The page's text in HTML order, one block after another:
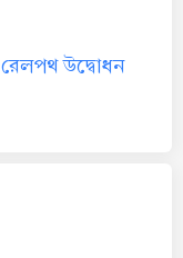
উদ্বোধন